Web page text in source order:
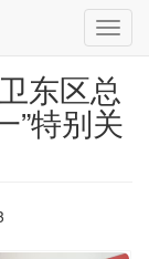
东区总
”特别关